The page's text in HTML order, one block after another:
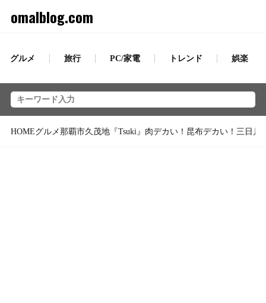
omalblog.com
グルメ 旅行 PC/家電 トレンド 娯楽
HOMEグルメ那覇市久茂地『Tsuki』肉デカい！昆布デカい！三日